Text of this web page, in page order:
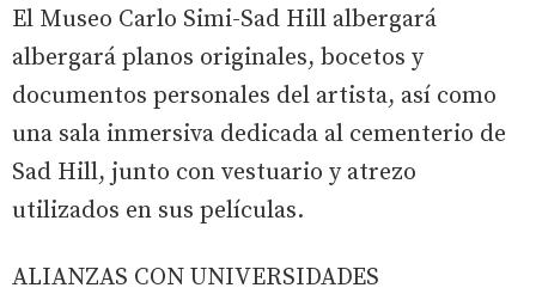
El Museo Carlo Simi-Sad Hill albergará
albergará planos originales, bocetos y
documentos personales del artista, así como
una sala inmersiva dedicada al cementerio de
Sad Hill, junto con vestuario y atrezo
utilizados en sus películas.
ALIANZAS CON UNIVERSIDADES